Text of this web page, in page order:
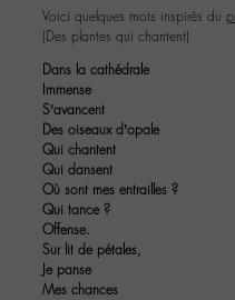
Voici quelques mots inspirés du
(Des plantes qui chantent)
Dans la cathédrale
Immense
S’avancent
Des oiseaux d’opale
Qui chantent
Qui dansent
Où sont mes entrailles ?
Qui tance ?
Offense.
Sur lit de pétales,
Je panse
Mes chances